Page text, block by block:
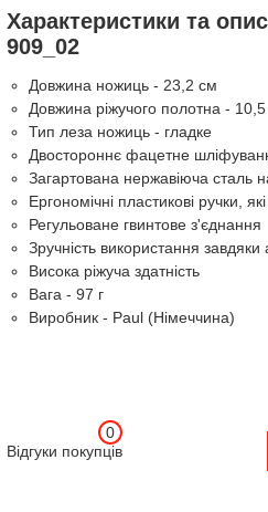
Характеристики та
909_02
Довжина ножиць - 23,2 см
Довжина ріжучого полотна -
Тип леза ножиць - гладке
Двостороннє фацетне
Загартована нержавіюча сталь
Ергономічні пластикові ручки,
Регульоване гвинтове з'єднання
Зручність використання
Висока ріжуча здатність
Вага - 97 г
Виробник - Paul (Німеччина)
Відгуки покупців
0